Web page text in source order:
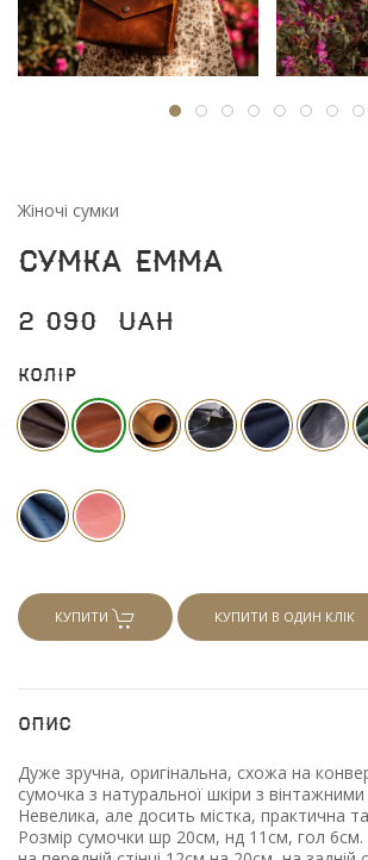
Жіночі сумки
Сумка Емма
2 090 UAH
Колір
КУПИТИ КУПИТИ В ОДИН КЛІК
Опис
Дуже зручна, оригінальна, схожа на
сумочка з натуральної шкіри з
Невелика, але досить містка, практична
Розмір сумочки шр 20см, нд 11см, гол